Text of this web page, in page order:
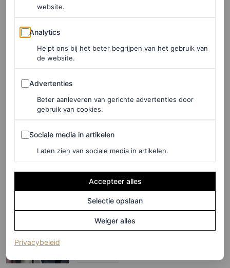
EMMA SPECTER EN DAISY JONES
ROYALS
De perfecte date night van
Meghan Markle en prins
Harry? Beyoncé’s Cowboy
Carter-tour
DANIEL RODGERS
FASHION NIEUWS
Meghan Markle draagt haar
website.
Analytics
Analytics
Helpt ons bij het beter begrijpen van het gebruik van
de website.
Advertenties
Advertenties
Beter aanleveren van gerichte advertenties door
gebruik van cookies.
Sociale media in artikelen
Sociale media in artikelen
Laten zien van sociale media in artikelen.
Accepteer alles
Selectie opslaan
Weiger alles
Privacybeleid